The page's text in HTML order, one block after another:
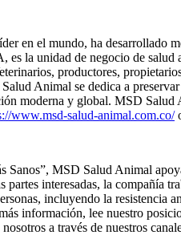
en el mundo, ha desarrollado
la unidad de negocio de
productores,
Animal se dedica a
moderna y global. MSD
www.msd-salud-animal.com.co/
MSD Salud Animal
interesadas, la compañía
incluyendo la
información, lee nuestro
a través de nuestros